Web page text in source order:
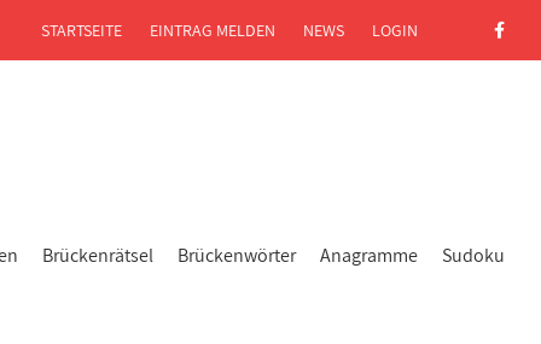
Brückenrätsel Brückenwörter Anagramme Sudoku
STARTSEITE EINTRAG MELDEN NEWS LOGIN